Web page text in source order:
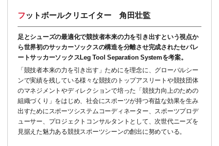
フットボールクリエイター 角田壮監
足とシューズの最適化で競技者本来の力を引き出すという視点か
ら世界初のサッカーソックスの構造を分離させ完成されたセパレ
ートサッカーソックスLeg Tool Separation Systemを考案。
「競技者本来の力を引き出す」ためにを理念に、グローバルシー
ンで実績を残している様々な競技のトップアスリートや競技団体
のマネジメントやディレクションで培った「競技力向上のための
組織づくり」をはじめ、社会にスポーツが持つ有益な効果を生み
出すためにスポーツシステムコーディネーター、スポーツプロデ
ューサー、プロジェクトコンサルタントとして、次世代ニーズを
見据えた魅力ある競技スポーツシーンの創出に努めている。